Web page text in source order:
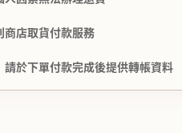
商店取貨付款服務
請於下單付款完成後提供轉帳資料